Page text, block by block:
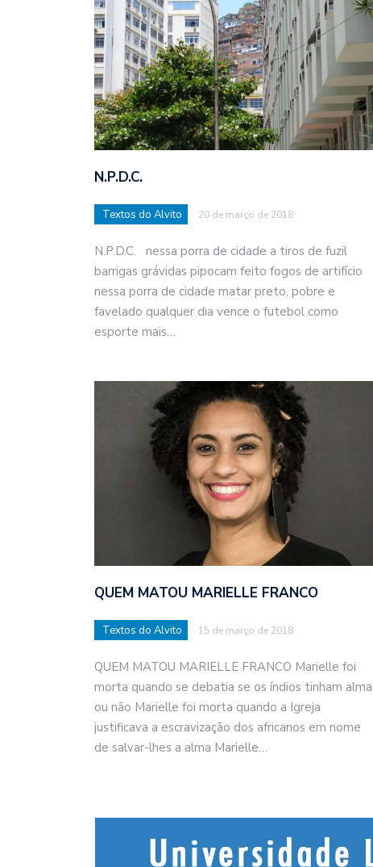
N.P.D.C.
Textos do Alvito 20 de março de 2018
N.P.D.C. nessa porra de cidade a tiros de fuzil
barrigas grávidas pipocam feito fogos de artifício
nessa porra de cidade matar preto, pobre e
favelado qualquer dia vence o futebol como
esporte mais…
QUEM MATOU MARIELLE FRANCO
Textos do Alvito 15 de março de 2018
QUEM MATOU MARIELLE FRANCO Marielle foi
morta quando se debatia se os índios tinham alma
ou não Marielle foi morta quando a Igreja
justificava a escravização dos africanos em nome
de salvar-lhes a alma Marielle…